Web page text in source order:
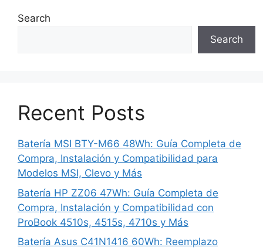
Search
Search
Recent Posts
Batería MSI BTY-M66 48Wh: Guía Completa de
Compra, Instalación y Compatibilidad para
Modelos MSI, Clevo y Más
Batería HP ZZ06 47Wh: Guía Completa de
Compra, Instalación y Compatibilidad con
ProBook 4510s, 4515s, 4710s y Más
Batería Asus C41N1416 60Wh: Reemplazo